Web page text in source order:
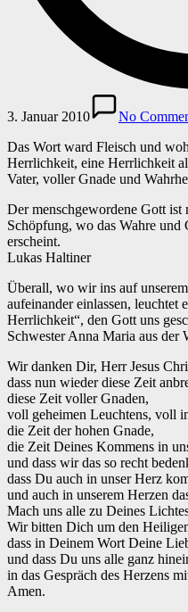
3. Januar 2010
No
Das Wort ward Fleisch und
Herrlichkeit, eine Herrlichkeit
Vater, voller Gnade und
Der menschgewordene Gott
Schöpfung, wo das Wahre
erscheint.
Lukas Haltiner
Überall, wo wir ins auf
aufeinander einlassen, leuchtet
Herrlichkeit“, den Gott uns
Schwester Anna Maria aus der
Wir danken Dir, Herr Jesus
dass nun wieder diese Zeit
diese Zeit voller Gnaden,
voll geheimen Leuchtens, voll
die Zeit der hohen Gnade,
die Zeit Deines Kommens in
und dass wir das so recht
dass Du auch in unser Herz
und auch in unserem Herzen
Mach uns alle zu Deines
Wir bitten Dich um den
dass in Deinem Wort Deine
und dass Du uns alle ganz
in das Gespräch des Herzens
Amen.